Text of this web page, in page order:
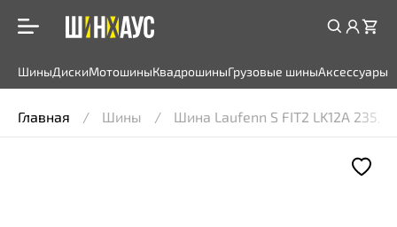
ШиныДискиМотошиныКвадрошиныГрузовые шиныАксессуары
Главная Шины Шина Laufenn S FIT2 LK12A 235/